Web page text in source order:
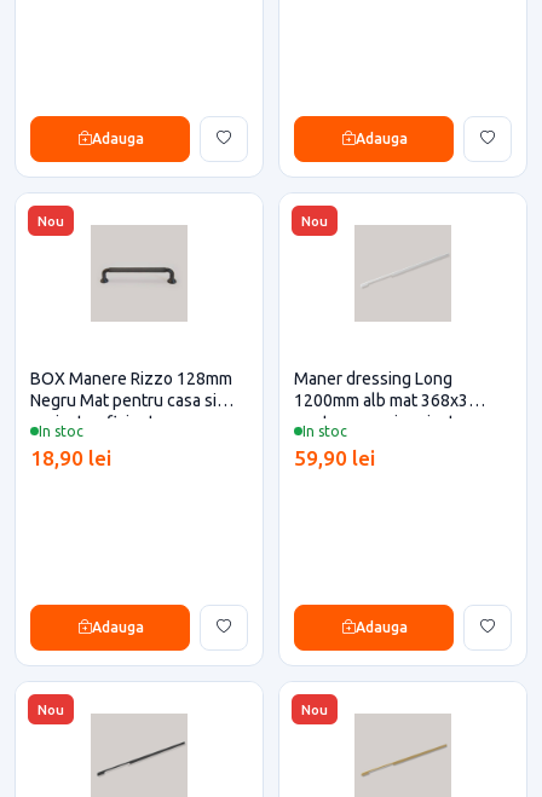
Adauga Adauga
Nou
In stoc
BOX Manere Rizzo 128mm
Negru Mat pentru casa si
proiecte eficiente
18,90 lei
Adauga
Nou
In stoc
Maner dressing Long
1200mm alb mat 368x3
pentru casa si proiecte
59,90 lei
Adauga
Nou Nou